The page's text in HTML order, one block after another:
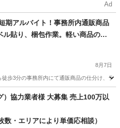
Ad
期アルバイト！事務所内通販商品
ル貼り、梱包作業。軽い商品のみ
8月7日
歩3分の事務所内にて通販商品の仕分け、ラ
分け 夏休み
）協力業者様 大募集 売上100万以
数・エリアにより単価応相談）